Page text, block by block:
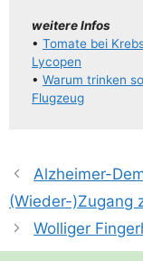
wei­te­re Infos
• Toma­te bei
Lycopen
• War­um trin­ken
Flugzeug
Alzheimer-
(Wieder-)Zugang
Wolliger